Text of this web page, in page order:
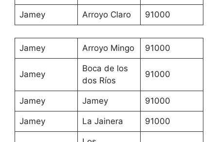
Jamey Arroyo Claro 91000
Jamey Arroyo Mingo 91000
Jamey
Boca de los
dos Ríos
91000
Jamey Jamey 91000
Jamey La Jainera 91000